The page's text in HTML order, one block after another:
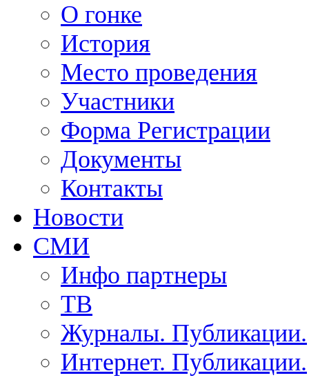
О гонке
История
Место проведения
Участники
Форма Регистрации
Документы
Контакты
Новости
СМИ
Инфо партнеры
ТВ
Журналы. Публикации.
Интернет. Публикации.